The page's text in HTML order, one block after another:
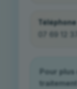
Téléphone
Pour